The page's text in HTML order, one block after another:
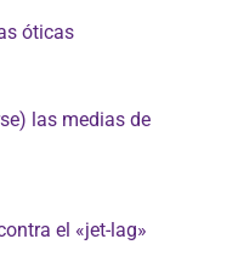
óticas
las medias de
el «jet-lag»